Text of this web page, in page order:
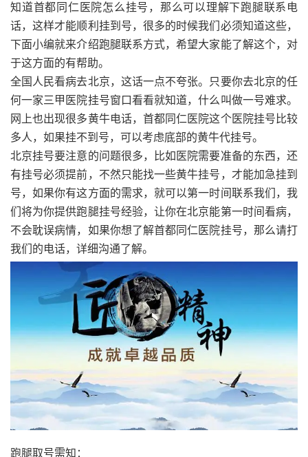
知道首都同仁医院怎么挂号，那么可以理解下跑腿联系电
话，这样才能顺利挂到号，很多的时候我们必须知道这些，
下面小编就来介绍跑腿联系方式，希望大家能了解这个，对
于这方面的有帮助。
全国人民看病去北京，这话一点不夸张。只要你去北京的任
何一家三甲医院挂号窗口看看就知道，什么叫做一号难求。
网上也出现很多黄牛电话，首都同仁医院这个医院挂号比较
多人，如果挂不到号，可以考虑底部的黄牛代挂号。
北京挂号要注意的问题很多，比如医院需要准备的东西，还
有挂号必须提前，不然只能找一些黄牛挂号，才能加急挂到
号，如果你有这方面的需求，就可以第一时间联系我们，我
们将为你提供跑腿挂号经验，让你在北京能第一时间看病，
不会耽误病情，如果你想了解首都同仁医院挂号，那么请打
我们的电话，详细沟通了解。
跑腿取号需知：